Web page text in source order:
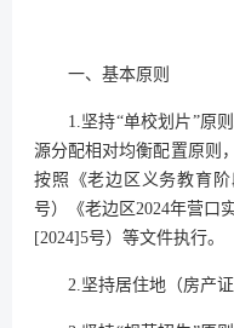
一、基本原则
1.坚持“单校划片”原
源分配相对均衡配置原则
按照《老边区义务教育
号）《老边区2024年营口
[2024]5号）等文件执行。
2.坚持居住地（房产